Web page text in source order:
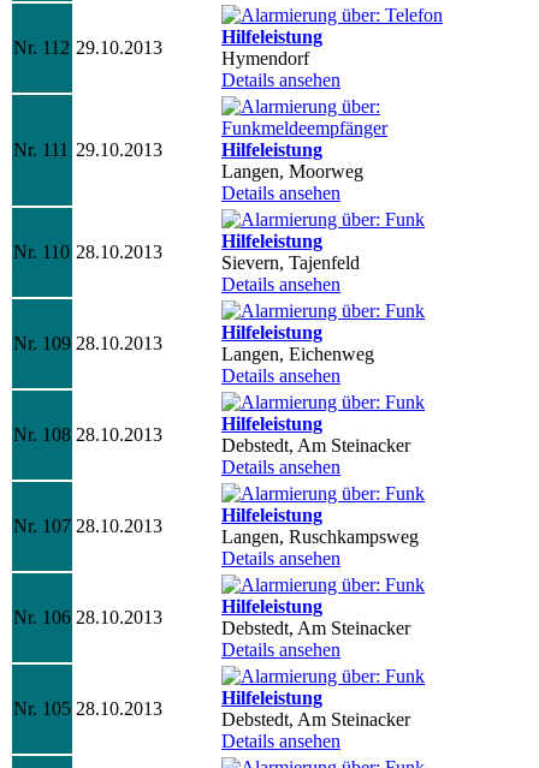
Nr. 112 29.10.2013
Hilfeleistung
Hymendorf
Details ansehen
Nr. 111 29.10.2013
Hilfeleistung
Langen, Moorweg
Details ansehen
Nr. 110 28.10.2013
Hilfeleistung
Sievern, Tajenfeld
Details ansehen
Nr. 109 28.10.2013
Hilfeleistung
Langen, Eichenweg
Details ansehen
Nr. 108 28.10.2013
Hilfeleistung
Debstedt, Am Steinacker
Details ansehen
Nr. 107 28.10.2013
Hilfeleistung
Langen, Ruschkampsweg
Details ansehen
Nr. 106 28.10.2013
Hilfeleistung
Debstedt, Am Steinacker
Details ansehen
Nr. 105 28.10.2013
Hilfeleistung
Debstedt, Am Steinacker
Details ansehen